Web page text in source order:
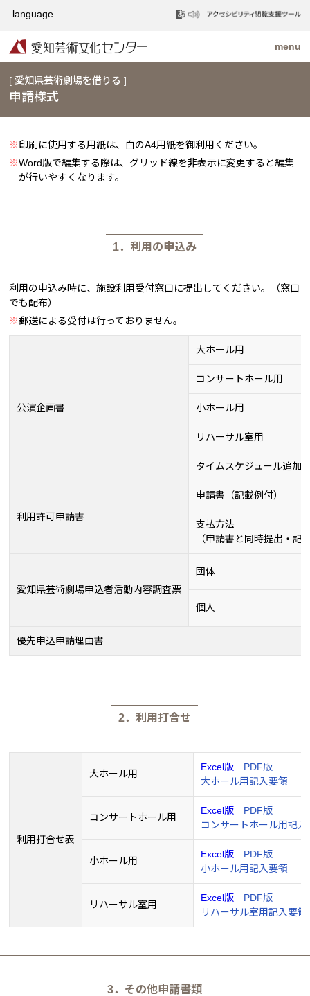
[ 愛知県芸術劇場を借りる ]
申請様式
※印刷に使用する用紙は、白のA4用紙を御利用ください。
※Word版で編集する際は、グリッド線を非表示に変更すると編集
が行いやすくなります。
1．利用の申込み
利用の申込み時に、施設利用受付窓口に提出してください。（窓口
でも配布）
※郵送による受付は行っておりません。
公演企画書
大ホール用
コンサートホール用
小ホール用
リハーサル室用
タイムスケジュール追加
利用許可申請書
申請書（記載例付）
支払方法
（申請書と同時提出・記
愛知県芸術劇場申込者活動内容調査票
団体
個人
優先申込申請理由書
2．利用打合せ
利用打合せ表
大ホール用
Excel版
PDF版
大ホール用記入要領
コンサートホール用
Excel版
PDF版
コンサートホール用記入
小ホール用
Excel版
PDF版
小ホール用記入要領
リハーサル室用
Excel版
PDF版
リハーサル室用記入要領
3．その他申請書類